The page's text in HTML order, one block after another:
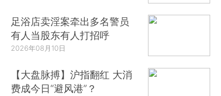
足浴店卖淫案牵出多名警员
有人当股东有人打招呼
2026年08月10日
【大盘脉搏】沪指翻红 大消
费成今日“避风港”？